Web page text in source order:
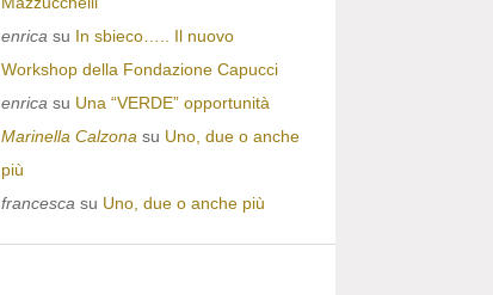
enrica su In sbieco….. Il nuovo
Workshop della Fondazione Capucci
enrica su Una “VERDE” opportunità
Marinella Calzona su Uno, due o anche
più
francesca su Uno, due o anche più